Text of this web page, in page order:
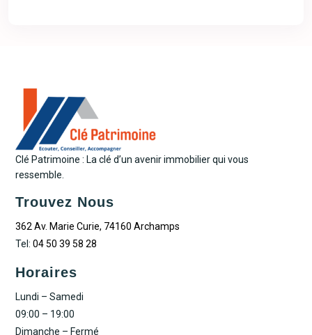
Clé Patrimoine : La clé d’un avenir immobilier qui vous
ressemble.
Trouvez Nous
362 Av. Marie Curie, 74160 Archamps
Tel:04 50 39 58 28
Horaires
Lundi – Samedi
09:00 – 19:00
Dimanche – Fermé